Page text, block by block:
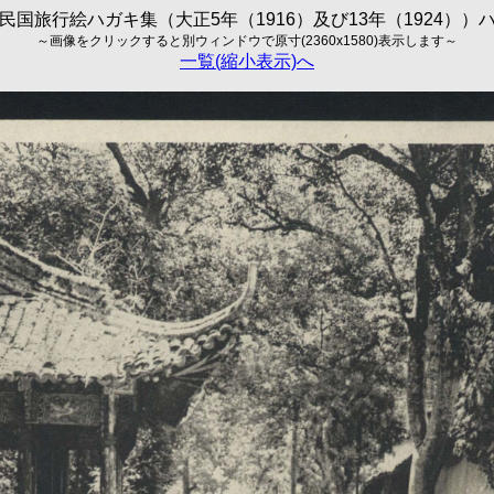
国旅行絵ハガキ集（大正5年（1916）及び13年（1924））
～画像をクリックすると別ウィンドウで原寸(2360x1580)表示します～
一覧(縮小表示)へ